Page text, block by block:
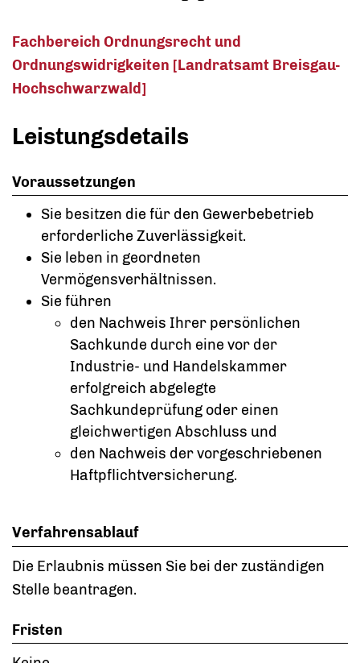
Fachbereich Ordnungsrecht und
Ordnungswidrigkeiten [Landratsamt Breisgau-
Hochschwarzwald]
Leistungsdetails
Voraussetzungen
Sie besitzen die für den Gewerbebetrieb
erforderliche Zuverlässigkeit.
Sie leben in geordneten
Vermögensverhältnissen.
Sie führen
den Nachweis Ihrer persönlichen
Sachkunde durch eine vor der
Industrie- und Handelskammer
erfolgreich abgelegte
Sachkundeprüfung oder einen
gleichwertigen Abschluss und
den Nachweis der vorgeschriebenen
Haftpflichtversicherung.
Verfahrensablauf
Die Erlaubnis müssen Sie bei der zuständigen
Stelle beantragen.
Fristen